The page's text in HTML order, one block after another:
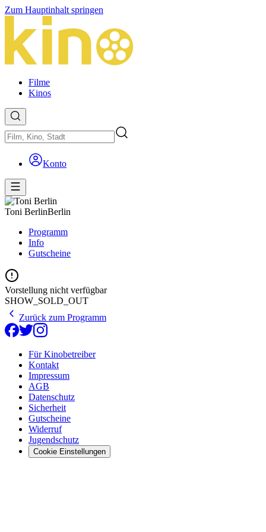
Zum Hauptinhalt springen
Filme
Kinos
Konto
Toni BerlinBerlin
Programm
Info
Gutscheine
Vorstellung nicht verfügbar
SHOW_SOLD_OUT
Zurück zum Programm
Für Kinobetreiber
Kontakt
Impressum
AGB
Datenschutz
Sicherheit
Gutscheine
Widerruf
Jugendschutz
Cookie Einstellungen